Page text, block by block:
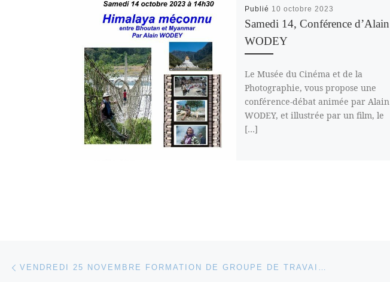
Publié 10 octobre 2023
Samedi 14, Conférence d’Alain
WODEY
Le Musée du Cinéma et de la
Photographie, vous propose une
conférence-débat animée par Alain
WODEY, et illustrée par un film, le
[…]
Parcourir les articles VENDREDI 25 NOVEMBRE FORMATION DE GROUPE DE TRAVAIL À THÈME